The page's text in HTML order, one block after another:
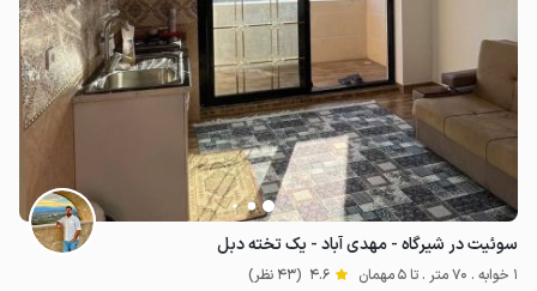
1.8میلیون ت 4.6
سوئیت در شیرگاه - مهدی آباد - یک تخته دبل
1 خوابه . 70 متر . تا 5 مهمان 4.6 (43 نظر)